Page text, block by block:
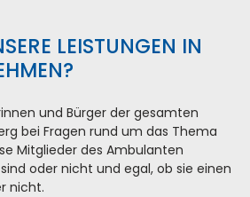
LEISTUNGEN IN
und Bürger der gesamten
bei Fragen rund um das Thema
Mitglieder des Ambulanten
oder nicht und egal, ob sie einen
nicht.